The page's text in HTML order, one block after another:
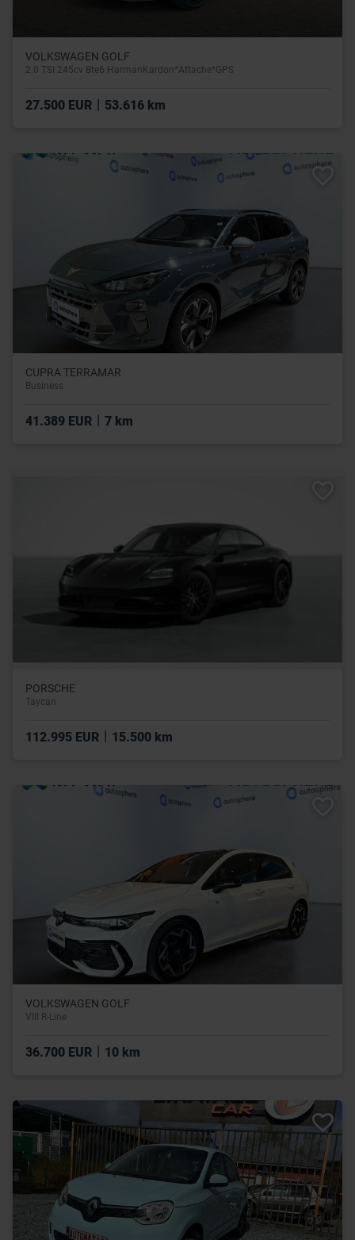
VOLKSWAGEN GOLF
2.0 TSI 245cv Bte6 HarmanKardon*Attache*GPS
27.500 EUR | 53.616 km
CUPRA TERRAMAR
Business
41.389 EUR 7 km
PORSCHE
Taycan
112.995 EUR | 15.500 km
VOLKSWAGEN GOLF
VIII R-Line
36.700 EUR 10 km